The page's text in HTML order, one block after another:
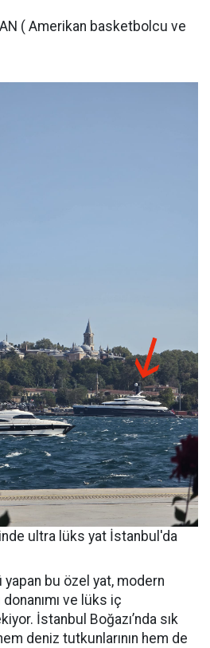
( Amerikan basketbolcu ve
ultra lüks yat İstanbul'da
yapan bu özel yat, modern
ve lüks iç
İstanbul Boğazı’nda sık
deniz tutkunlarının hem de